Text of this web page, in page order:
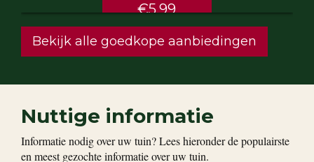
€5.99
Bekijk alle goedkope aanbiedingen
Nuttige informatie
Informatie nodig over uw tuin? Lees hieronder de populairste
en meest gezochte informatie over uw tuin.